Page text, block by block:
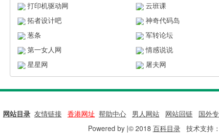
打印机驱动网
云班课
拓者设计吧
神奇代码岛
葱条
军转论坛
第一女人网
情感说说
星星网
屠夫网
网站目录 友情链接 香港网址 帮助中心 男人网站 网站回链
国外
Powered by |© 2018 百科目录技术支持